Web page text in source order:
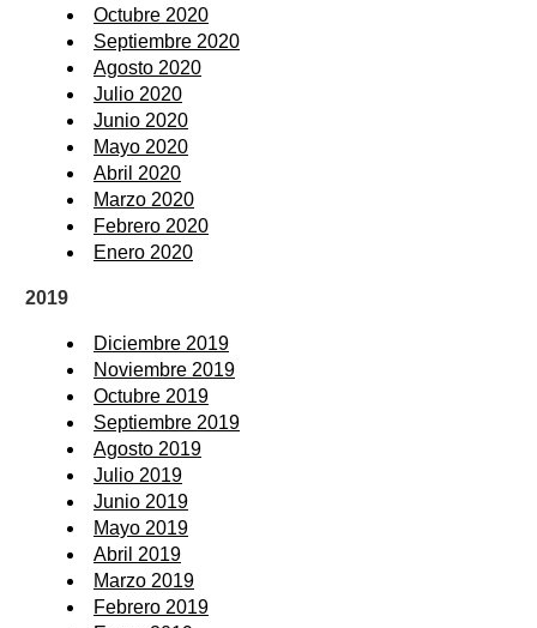
Octubre 2020
Septiembre 2020
Agosto 2020
Julio 2020
Junio 2020
Mayo 2020
Abril 2020
Marzo 2020
Febrero 2020
Enero 2020
2019
Diciembre 2019
Noviembre 2019
Octubre 2019
Septiembre 2019
Agosto 2019
Julio 2019
Junio 2019
Mayo 2019
Abril 2019
Marzo 2019
Febrero 2019